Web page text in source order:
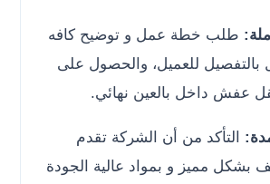
طلب خطة عمل و توضيح كافه
للعميل، والحصول على
عفش داخل بالعين نهائي.
التأكد من أن الشركة تقدم
بشكل مميز و بمواد عالية الجودة